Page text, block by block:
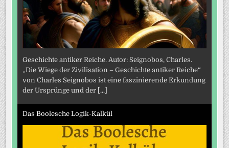
Geschichte antiker Reiche. Autor: Seignobos, Charles.
„Die Wiege der Zivilisation – Geschichte antiker Reiche“
von Charles Seignobos ist eine faszinierende Erkundung
der Ursprünge und der [...]
Das Boolesche Logik-Kalkül